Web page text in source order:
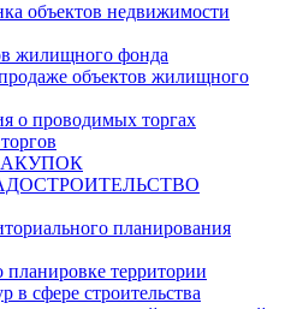
объектов недвижимости
жилищного фонда
объектов жилищного
о проводимых торгах
планирования
территории
в сфере строительства